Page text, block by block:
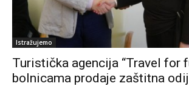
Istražujemo
Turistička agencija “Travel for
bolnicama prodaje zaštitna